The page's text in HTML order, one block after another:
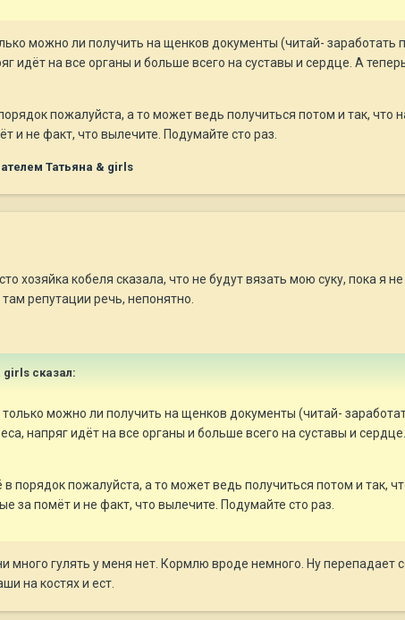
можно ли получить на щенков документы (читай- заработать
идёт на все органы и больше всего на суставы и сердце. А
пожалуйста, а то может ведь получиться потом и так,
не факт, что вылечите. Подумайте сто раз.
Татьяна & girls
хозяйка кобеля сказала, что не будут вязать мою суку, пока я
репутации речь, непонятно.
girls сказал:
можно ли получить на щенков документы (читай-
напряг идёт на все органы и больше всего на суставы и
в порядок пожалуйста, а то может ведь получиться потом и так,
помёт и не факт, что вылечите. Подумайте сто раз.
много гулять у меня нет. Кормлю вроде немного. Ну перепадает
на костях и ест.